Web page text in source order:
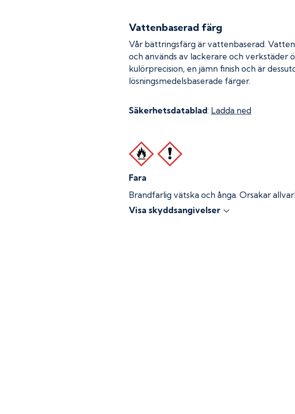
Vattenbaserad färg
Vår bättringsfärg är vattenbaserad.
och används av lackerare och
kulörprecision, en jämn finish och är
lösningsmedelsbaserade färger.
Säkerhetsdatablad: Ladda ned
Fara
Brandfarlig vätska och ånga. Orsakar
Visa skyddsangivelser